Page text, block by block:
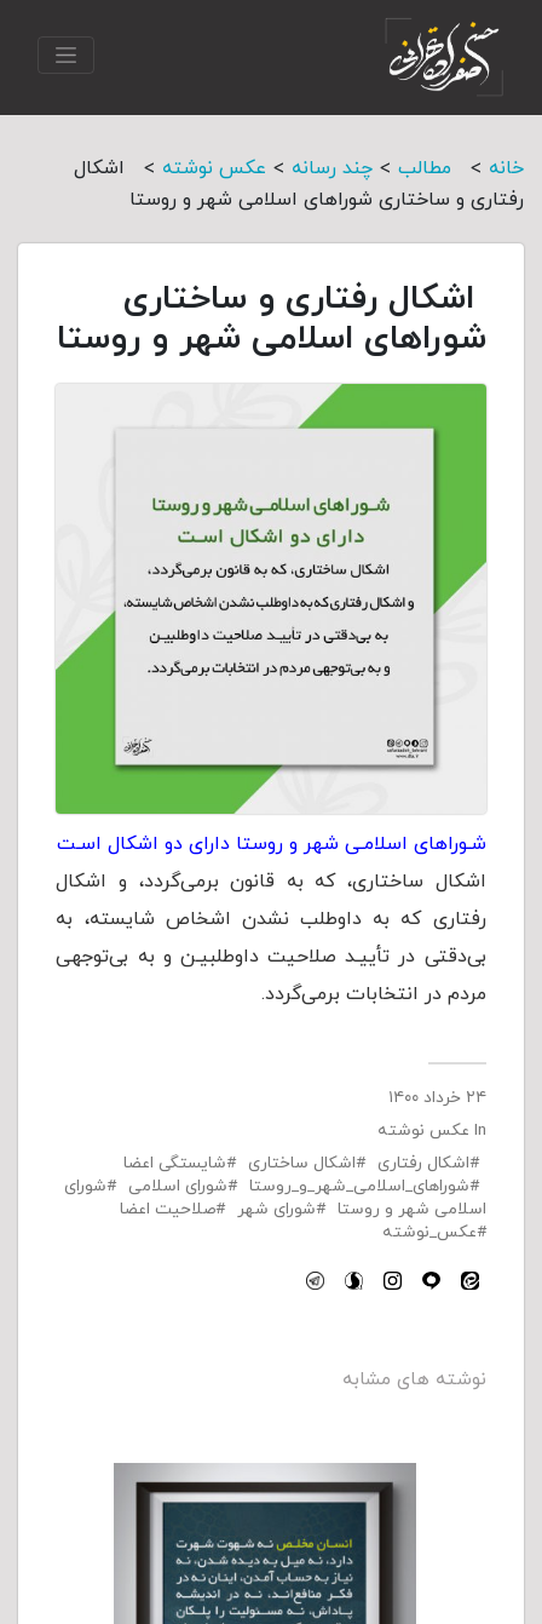
خانه > مطالب > چند رسانه > عکس نوشته >
اشکال
رفتاری و ساختاری شوراهای اسلامی شهر و روستا
اشکال رفتاری و ساختاری
شوراهای اسلامی شهر و روستا
شـوراهای اسلامـی شهر و روستا دارای دو اشکال اسـت
اشکال ساختاری، که به قانون برمی‌گردد، و اشکال
رفتاری که به داوطلب نشدن اشخاص شایسته، به
بی‌دقتی در تأییـد صلاحیت داوطلبیـن و به بی‌توجهی
مردم در انتخابات برمی‌گردد.
۲۴ خرداد ۱۴۰۰
In عکس نوشته
اشکال رفتاری
اشکال ساختاری
شایستگی اعضا
شوراهای_اسلامی_شهر_و_روستا
شورای اسلامی
شورای
اسلامی شهر و روستا
شورای شهر
صلاحیت اعضا
عکس_نوشته
نوشته های مشابه